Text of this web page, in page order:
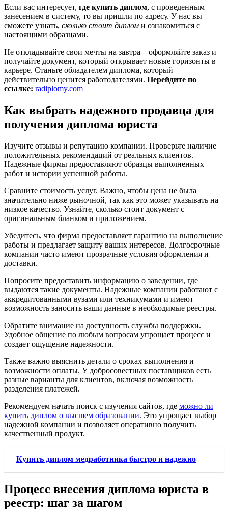
Если вас интересует, где купить диплом, с проведенным
занесением в систему, то вы пришли по адресу. У нас вы
сможете узнать, сколько стоит диплом и ознакомиться с
настоящими образцами.
Не откладывайте свои мечты на завтра – оформляйте заказ и
получайте документ, который открывает новые горизонты в
карьере. Станьте обладателем диплома, который
действительно ценится работодателями. Перейдите по
ссылке: radiplomy.com
Как выбрать надежного продавца для
получения диплома юриста
Изучите отзывы и репутацию компании. Проверьте наличие
положительных рекомендаций от реальных клиентов.
Надежные фирмы предоставляют образцы выполненных
работ и истории успешной работы.
Сравните стоимость услуг. Важно, чтобы цена не была
значительно ниже рыночной, так как это может указывать на
низкое качество. Узнайте, сколько стоит документ с
оригинальным бланком и приложением.
Убедитесь, что фирма предоставляет гарантию на выполнение
работы и предлагает защиту ваших интересов. Долгосрочные
компании часто имеют прозрачные условия оформления и
доставки.
Попросите предоставить информацию о заведении, где
выдаются такие документы. Надежные компании работают с
аккредитованными вузами или техникумами и имеют
возможность заносить ваши данные в необходимые реестры.
Обратите внимание на доступность службы поддержки.
Удобное общение по любым вопросам упрощает процесс и
создает ощущение надежности.
Также важно выяснить детали о сроках выполнения и
возможности оплаты. У добросовестных поставщиков есть
разные варианты для клиентов, включая возможность
разделения платежей.
Рекомендуем начать поиск с изучения сайтов, где можно ли
купить диплом о высшем образовании. Это упрощает выбор
надежной компании и позволяет оперативно получить
качественный продукт.
Купить диплом медработника быстро и надежно
Процесс внесения диплома юриста в
реестр: шаг за шагом